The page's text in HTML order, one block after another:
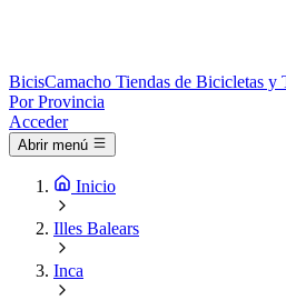
BicisCamacho Tiendas de Bicicletas y
Por Provincia
Acceder
Abrir menú
Inicio
Illes Balears
Inca